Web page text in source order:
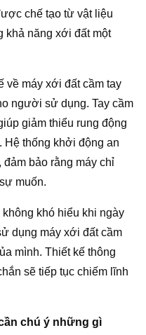
chế tạo từ vật liệu
khả năng xới đất một
về máy xới đất cầm tay
người sử dụng. Tay cầm
giảm thiểu rung động
Hệ thống khởi động an
bảo rằng máy chỉ
muốn.
khó hiểu khi ngày
dụng máy xới đất cầm
mình. Thiết kế thông
sẽ tiếp tục chiếm lĩnh
chú ý những gì